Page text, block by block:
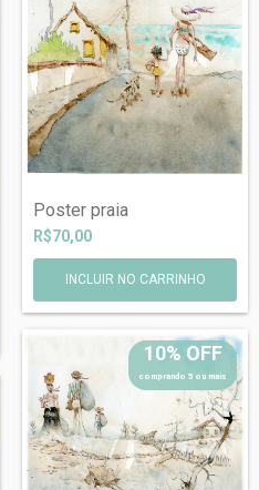
Poster praia
R$70,00
10% OFF
comprando 5 ou mais